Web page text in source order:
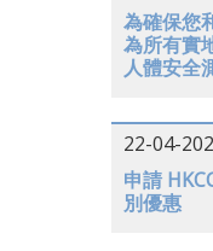
為確保您
為所有實
人體安全
22-04-
申請
別優惠